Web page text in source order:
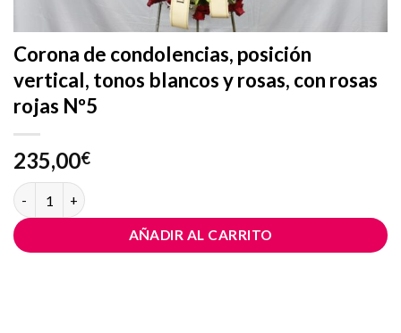
Corona de condolencias, posición
vertical, tonos blancos y rosas, con rosas
rojas Nº5
235,00€
Corona de condolencias, posición vertical, tonos blancos y
AÑADIR AL CARRITO